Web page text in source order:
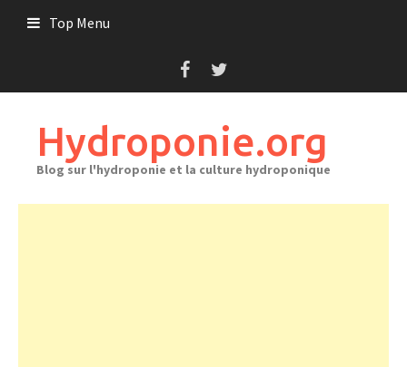
Top Menu
Hydroponie.org
Blog sur l'hydroponie et la culture hydroponique